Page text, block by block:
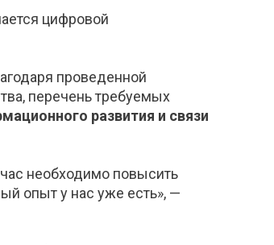
цифровой
проведенной
перечень требуемых
развития и связи
необходимо повысить
опыт у нас уже есть», —